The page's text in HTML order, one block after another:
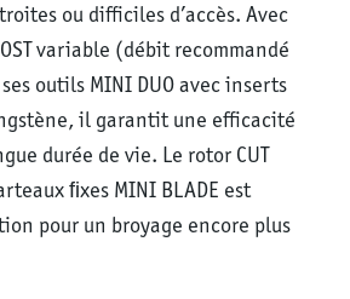
ou difficiles d’accès. Avec
variable (débit recommandé
outils MINI DUO avec inserts
il garantit une efficacité
durée de vie. Le rotor CUT
ﬁxes MINI BLADE est
pour un broyage encore plus